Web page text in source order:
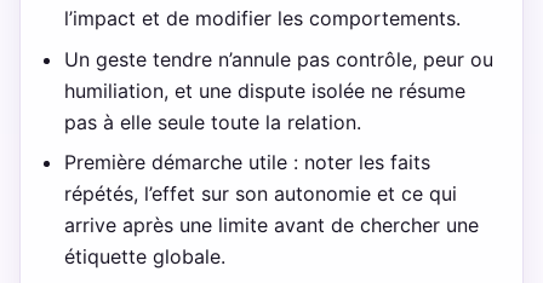
l’impact et de modifier les comportements.
Un geste tendre n’annule pas contrôle, peur ou
humiliation, et une dispute isolée ne résume
pas à elle seule toute la relation.
Première démarche utile : noter les faits
répétés, l’effet sur son autonomie et ce qui
arrive après une limite avant de chercher une
étiquette globale.